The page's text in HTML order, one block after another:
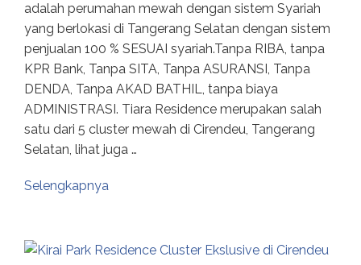
adalah perumahan mewah dengan sistem Syariah
yang berlokasi di Tangerang Selatan dengan sistem
penjualan 100 % SESUAI syariah.Tanpa RIBA, tanpa
KPR Bank, Tanpa SITA, Tanpa ASURANSI, Tanpa
DENDA, Tanpa AKAD BATHIL, tanpa biaya
ADMINISTRASI. Tiara Residence merupakan salah
satu dari 5 cluster mewah di Cirendeu, Tangerang
Selatan, lihat juga …
Selengkapnya